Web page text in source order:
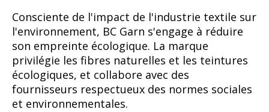
Consciente de l'impact de l'industrie textile sur
l'environnement, BC Garn s'engage à réduire
son empreinte écologique. La marque
privilégie les fibres naturelles et les teintures
écologiques, et collabore avec des
fournisseurs respectueux des normes sociales
et environnementales.